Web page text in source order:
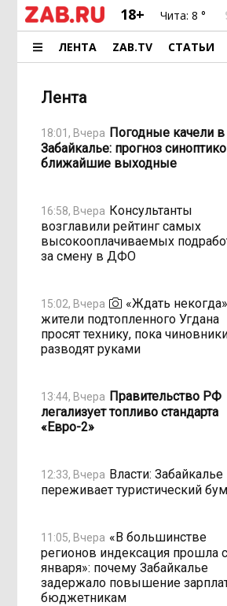
18+ Чита: 8 °
ЛЕНТА ZAB.TV СТАТЬИ
Лента
18:01, Вчера Погодные качели в
Забайкалье: прогноз
ближайшие выходные
16:58, Вчера Консультанты
возглавили рейтинг самых
высокооплачиваемых
за смену в ДФО
15:02, Вчера
«Ждать
жители подтопленного Угдана
просят технику, пока
разводят руками
13:44, Вчера Правительство РФ
легализует топливо стандарта
«Евро-2»
12:33, Вчера Власти: Забайкалье
переживает туристический бум
11:05, Вчера «В большинстве
регионов индексация прошла
января»: почему Забайкалье
задержало повышение
бюджетникам